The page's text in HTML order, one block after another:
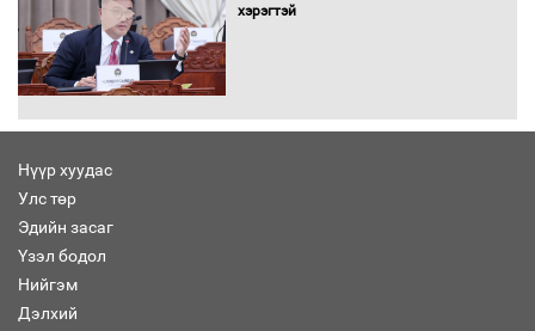
хэрэгтэй
Нүүр хуудас
Улс төр
Эдийн засаг
Үзэл бодол
Нийгэм
Дэлхий